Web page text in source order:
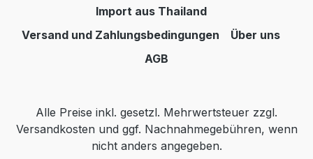
Import aus Thailand
Versand und Zahlungsbedingungen
Über uns
AGB
Alle Preise inkl. gesetzl. Mehrwertsteuer zzgl.
Versandkostenund ggf. Nachnahmegebühren, wenn
nicht anders angegeben.